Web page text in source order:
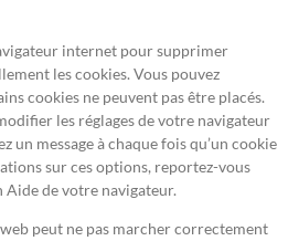
internet pour supprimer
les cookies. Vous pouvez
cookies ne peuvent pas être placés.
les réglages de votre navigateur
un message à chaque fois qu’un cookie
sur ces options, reportez-vous
de votre navigateur.
peut ne pas marcher correctement